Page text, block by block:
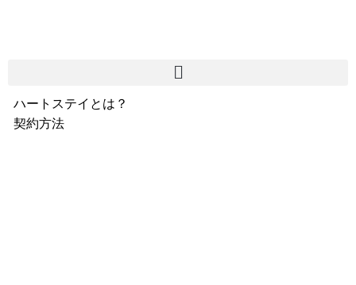
ハートステイとは？
契約方法